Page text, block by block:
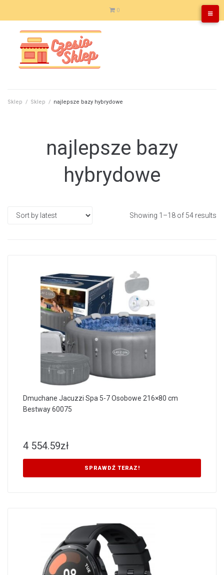
0
Sklep / Sklep / najlepsze bazy hybrydowe
najlepsze bazy
hybrydowe
Showing 1–18 of 54 results
Dmuchane Jacuzzi Spa 5-7 Osobowe 216×80 cm
Bestway 60075
4 554.59zł
SPRAWDŹ TERAZ!